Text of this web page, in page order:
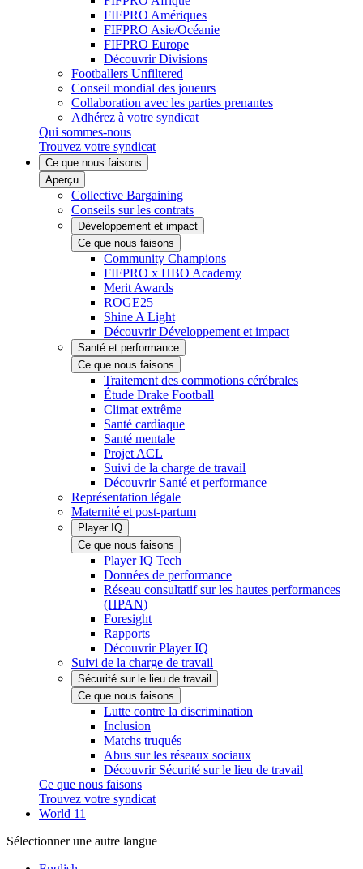
FIFPRO Amériques
FIFPRO Asie/Océanie
FIFPRO Europe
Découvrir Divisions
Footballers Unfiltered
Conseil mondial des joueurs
Collaboration avec les parties prenantes
Adhérez à votre syndicat
Qui sommes-nous
Trouvez votre syndicat
Ce que nous faisons
Aperçu
Collective Bargaining
Conseils sur les contrats
Développement et impact
Ce que nous faisons
Community Champions
FIFPRO x HBO Academy
Merit Awards
ROGE25
Shine A Light
Découvrir Développement et impact
Santé et performance
Ce que nous faisons
Traitement des commotions cérébrales
Étude Drake Football
Climat extrême
Santé cardiaque
Santé mentale
Projet ACL
Suivi de la charge de travail
Découvrir Santé et performance
Représentation légale
Maternité et post-partum
Player IQ
Ce que nous faisons
Player IQ Tech
Données de performance
Réseau consultatif sur les hautes performances
(HPAN)
Foresight
Rapports
Découvrir Player IQ
Suivi de la charge de travail
Sécurité sur le lieu de travail
Ce que nous faisons
Lutte contre la discrimination
Inclusion
Matchs truqués
Abus sur les réseaux sociaux
Découvrir Sécurité sur le lieu de travail
Ce que nous faisons
Trouvez votre syndicat
World 11
Sélectionner une autre langue